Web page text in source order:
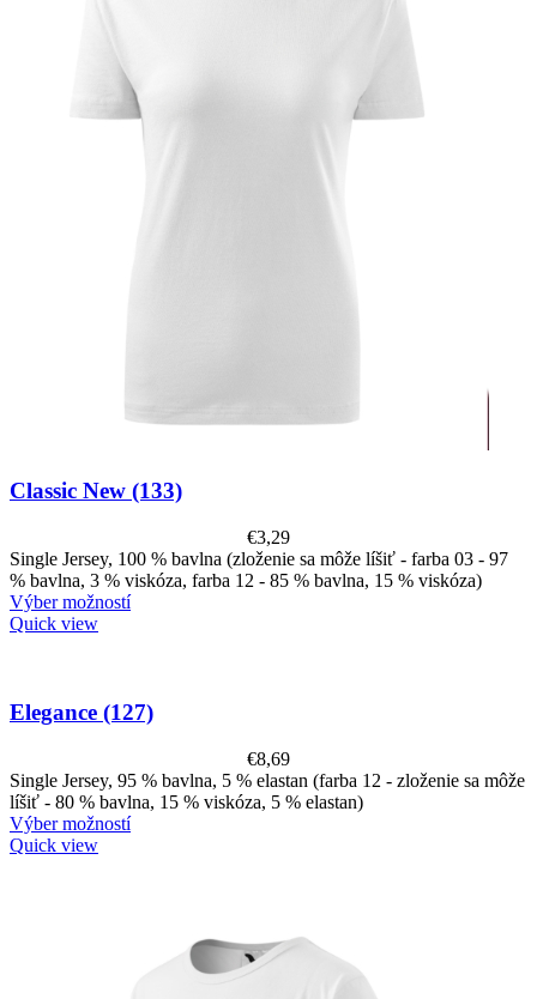
Classic New (133)
€3,29
Single Jersey, 100 % bavlna (zloženie sa môže líšiť - farba 03 - 97
% bavlna, 3 % viskóza, farba 12 - 85 % bavlna, 15 % viskóza)
Výber možností
Quick view
Elegance (127)
€8,69
Single Jersey, 95 % bavlna, 5 % elastan (farba 12 - zloženie sa môže
líšiť - 80 % bavlna, 15 % viskóza, 5 % elastan)
Výber možností
Quick view